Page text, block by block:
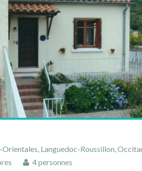
Languedoc-Roussillon, Occitanie,
4 personnes